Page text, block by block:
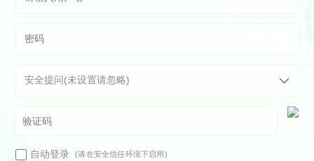
自动登录 (请在安全信任环境下启用)